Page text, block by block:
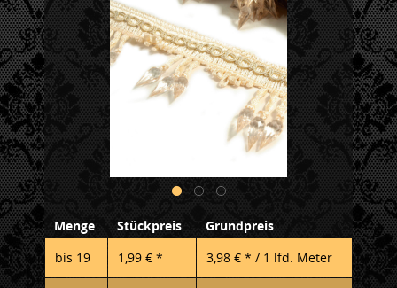
Menge Stückpreis
Grundpreis
bis 19 1,99 € * 3,98 € * / 1 lfd. Meter